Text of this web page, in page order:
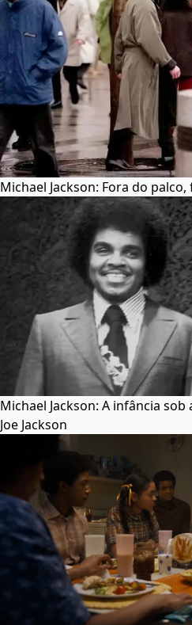
Michael Jackson: Fora do
Michael Jackson: A infância
Joe Jackson